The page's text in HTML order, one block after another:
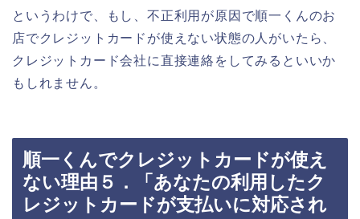
というわけで、もし、不正利用が原因で順一くんのお
店でクレジットカードが使えない状態の人がいたら、
クレジットカード会社に直接連絡をしてみるといいか
もしれません。
順一くんでクレジットカードが使え
ない理由５．「あなたの利用したク
レジットカードが支払いに対応され